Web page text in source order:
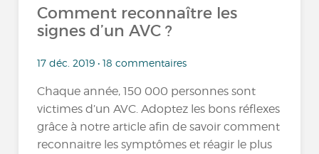
Comment reconnaître les
signes d’un AVC ?
17 déc. 2019 • 18 commentaires
Chaque année, 150 000 personnes sont
victimes d’un AVC. Adoptez les bons réflexes
grâce à notre article afin de savoir comment
reconnaitre les symptômes et réagir le plus